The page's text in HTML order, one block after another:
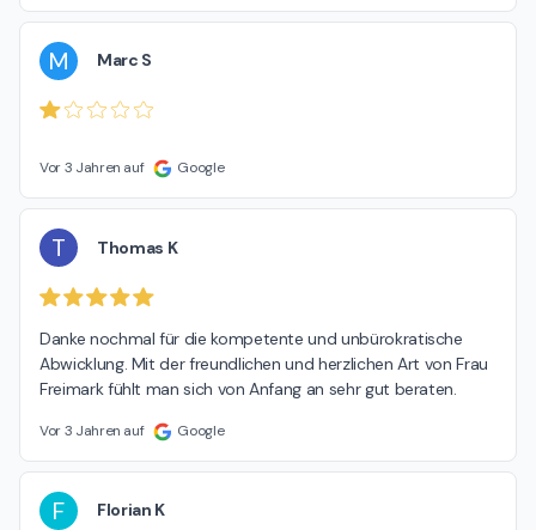
M Marc S
Vor 3 Jahren auf Google
T Thomas K
Danke nochmal für die kompetente und unbürokratische
Abwicklung. Mit der freundlichen und herzlichen Art von Frau
Freimark fühlt man sich von Anfang an sehr gut beraten.
Vor 3 Jahren auf Google
F Florian K